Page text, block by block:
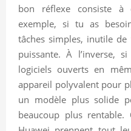
bon réflexe consiste à
exemple, si tu as
tâches simples, inutile
puissante. À l’inverse,
logiciels ouverts en
appareil polyvalent pour
un modèle plus solide
beaucoup plus rentable.